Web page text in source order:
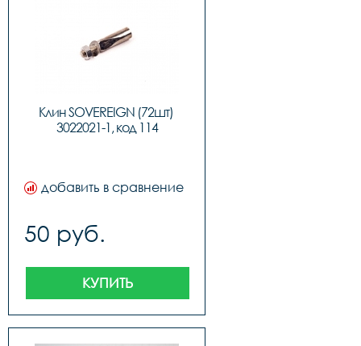
Клин SOVEREIGN (72шт)
3022021-1, код 114
добавить в сравнение
50 руб.
КУПИТЬ